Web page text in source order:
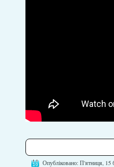
Опубліковано: П'ятниця, 15